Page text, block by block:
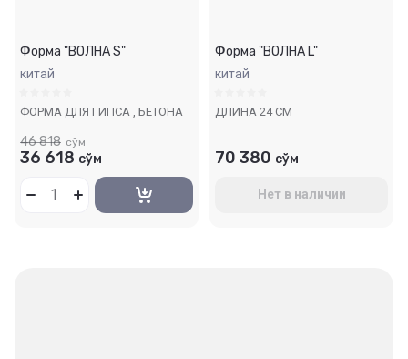
Форма "ВОЛНА S"
китай
ФОРМА ДЛЯ ГИПСА , БЕТОНА
46 818 сўм
36 618 сўм
Форма "ВОЛНА L"
китай
ДЛИНА 24 СМ
70 380 сўм
Нет в наличии